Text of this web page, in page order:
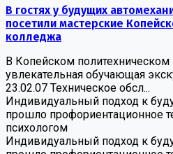
В гостях у будущих
посетили мастерские
колледжа
В Копейском
увлекательная обучающая
23.02.07 Техническое обсл...
Индивидуальный подход к
прошло профориентационное
психологом
Индивидуальный подход к